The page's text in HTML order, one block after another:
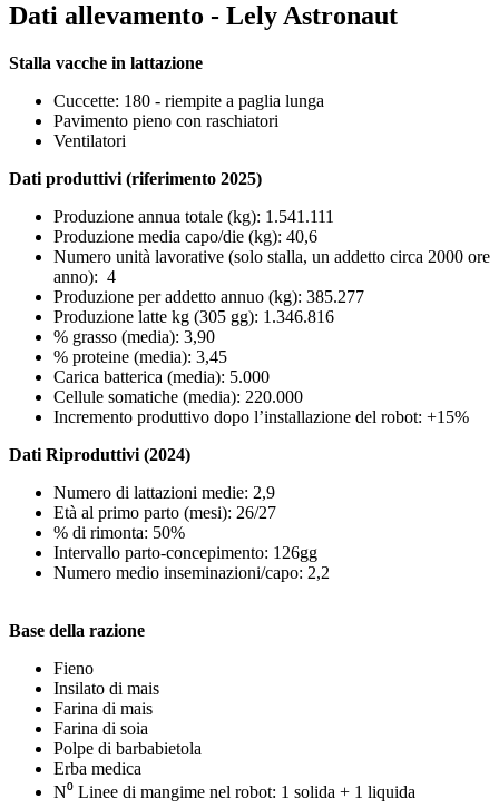
Dati allevamento - Lely Astronaut
Stalla vacche in lattazione
Cuccette: 180 - riempite a paglia lunga
Pavimento pieno con raschiatori
Ventilatori
Dati produttivi (riferimento 2025)
Produzione annua totale (kg): ​1.541.111
Produzione media capo/die (kg): 40,6
Numero unità lavorative (solo stalla, un addetto circa 2000 ore
anno): 4
Produzione per addetto annuo (kg): 385.277
Produzione latte kg (305 gg): 1.346.816
% grasso (media): 3,90
% proteine (media): 3,45
Carica batterica (media): 5.000
Cellule somatiche (media): 220.000
Incremento produttivo dopo l’installazione del robot: +15%
Dati Riproduttivi (2024)
Numero di lattazioni medie: 2,9
Età al primo parto (mesi): 26/27
% di rimonta: 50%
Intervallo parto-concepimento: 126gg
Numero medio inseminazioni/capo: 2,2
Base della razione
Fieno
Insilato di mais
Farina di mais
Farina di soia
Polpe di barbabietola
Erba medica
N⁰ Linee di mangime nel robot: 1 solida + 1 liquida